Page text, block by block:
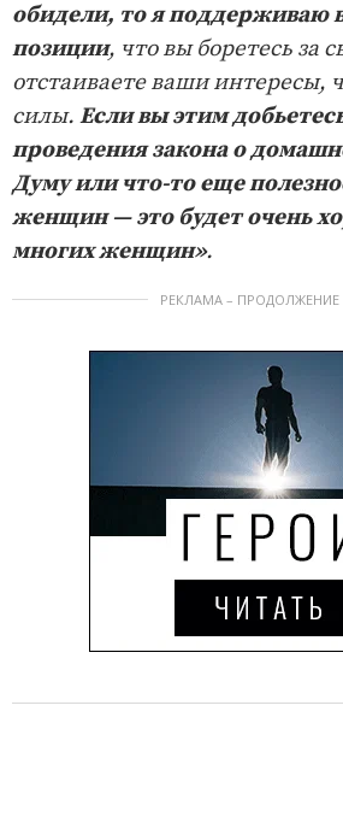
обидели, то я поддерживаю
позиции, что вы боретесь за
отстаиваете ваши интересы,
силы. Если вы этим
проведения закона о
Думу или что-то еще
женщин — это будет очень
многих женщин».
РЕКЛАМА – ПРОДОЛЖЕНИЕ